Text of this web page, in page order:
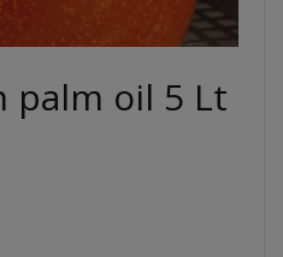
palm oil 5 Lt